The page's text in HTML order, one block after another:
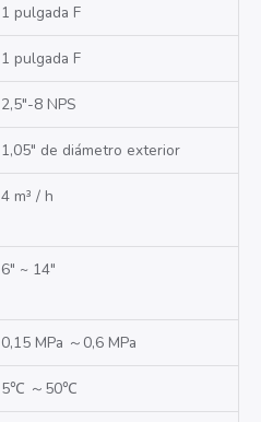
1 pulgada F
1 pulgada F
2,5″-8 NPS
1,05″ de diámetro exterior
4 m³ / h
6″ ~ 14″
0,15 MPa ～ 0,6 MPa
5℃ ～ 50℃